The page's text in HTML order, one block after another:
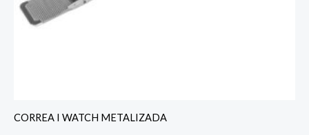
CORREA I WATCH METALIZADA